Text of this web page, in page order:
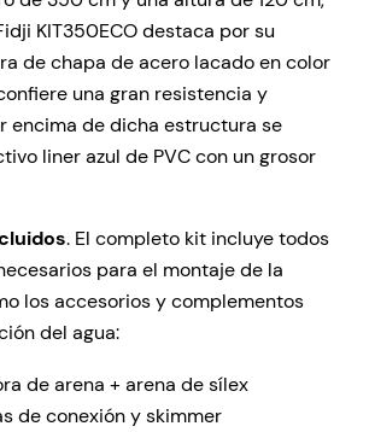
KIT350ECO destaca por su
de chapa de acero lacado en color
una gran resistencia y
encima de dicha estructura se
liner azul de PVC con un grosor
. El completo kit incluye todos
para el montaje de la
los accesorios y complementos
del agua:
de arena + arena de sílex
de conexión y skimmer